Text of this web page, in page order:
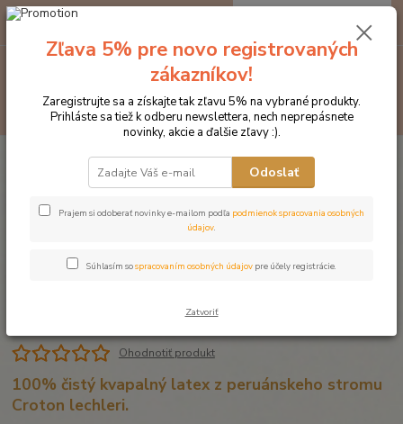
Hľadať
za0 €
Produkty DROMY Psy a mačky Dromy Dračia krv 50 ml
Dromy Dračia krv 50 ml
Ohodnotiť produkt
100% čistý kvapalný latex z peruánskeho stromu
Croton lechleri.
Zľava 5% pre novo registrovaných
zákazníkov!
Zaregistrujte sa a získajte tak zľavu 5% na vybrané produkty.
Prihláste sa tiež k odberu newslettera, nech neprepásnete
novinky, akcie a ďalšie zľavy :).
Odoslať
Prajem si odoberať novinky e-mailom podľa podmienok spracovania osobných
údajov.
Súhlasím sospracovaním osobných údajov pre účely registrácie.
Zatvoriť